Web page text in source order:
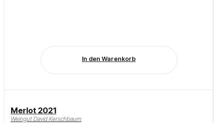
In den Warenkorb
Merlot 2021
Weingut David Kerschbaum